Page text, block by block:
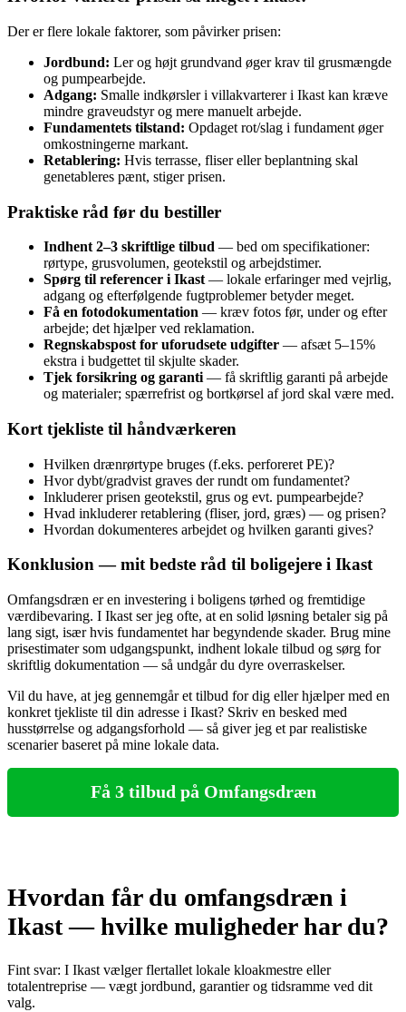
Der er flere lokale faktorer, som påvirker prisen:
Jordbund: Ler og højt grundvand øger krav til grusmængde
og pumpearbejde.
Adgang: Smalle indkørsler i villakvarterer i Ikast kan kræve
mindre graveudstyr og mere manuelt arbejde.
Fundamentets tilstand: Opdaget rot/slag i fundament øger
omkostningerne markant.
Retablering: Hvis terrasse, fliser eller beplantning skal
genetableres pænt, stiger prisen.
Praktiske råd før du bestiller
Indhent 2–3 skriftlige tilbud — bed om specifikationer:
rørtype, grusvolumen, geotekstil og arbejdstimer.
Spørg til referencer i Ikast — lokale erfaringer med vejrlig,
adgang og efterfølgende fugtproblemer betyder meget.
Få en fotodokumentation — kræv fotos før, under og efter
arbejde; det hjælper ved reklamation.
Regnskabspost for uforudsete udgifter — afsæt 5–15%
ekstra i budgettet til skjulte skader.
Tjek forsikring og garanti — få skriftlig garanti på arbejde
og materialer; spærrefrist og bortkørsel af jord skal være med.
Kort tjekliste til håndværkeren
Hvilken drænrørtype bruges (f.eks. perforeret PE)?
Hvor dybt/gradvist graves der rundt om fundamentet?
Inkluderer prisen geotekstil, grus og evt. pumpearbejde?
Hvad inkluderer retablering (fliser, jord, græs) — og prisen?
Hvordan dokumenteres arbejdet og hvilken garanti gives?
Konklusion — mit bedste råd til boligejere i Ikast
Omfangsdræn er en investering i boligens tørhed og fremtidige
værdibevaring. I Ikast ser jeg ofte, at en solid løsning betaler sig på
lang sigt, især hvis fundamentet har begyndende skader. Brug mine
prisestimater som udgangspunkt, indhent lokale tilbud og sørg for
skriftlig dokumentation — så undgår du dyre overraskelser.
Vil du have, at jeg gennemgår et tilbud for dig eller hjælper med en
konkret tjekliste til din adresse i Ikast? Skriv en besked med
husstørrelse og adgangsforhold — så giver jeg et par realistiske
scenarier baseret på mine lokale data.
Få 3 tilbud på Omfangsdræn
Hvordan får du omfangsdræn i
Ikast — hvilke muligheder har du?
Fint svar: I Ikast vælger flertallet lokale kloakmestre eller
totalentreprise — vægt jordbund, garantier og tidsramme ved dit
valg.